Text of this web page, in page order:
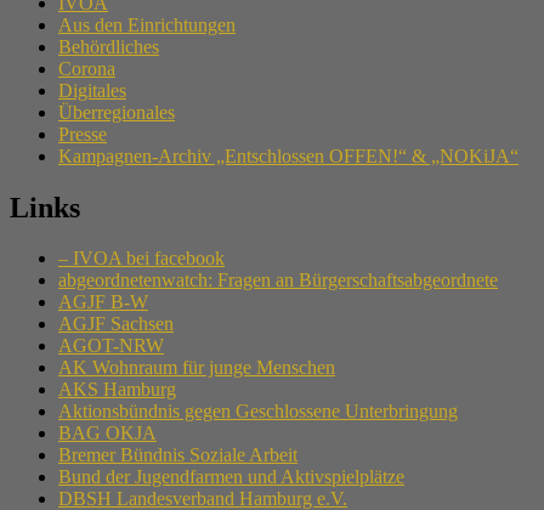
Aus den Einrichtungen
Behördliches
Corona
Digitales
Überregionales
Presse
Kampagnen-Archiv „Entschlossen OFFEN!“ & „NOKiJA“
Links
– IVOA bei facebook
abgeordnetenwatch: Fragen an Bürgerschaftsabgeordnete
AGJF B-W
AGJF Sachsen
AGOT-NRW
AK Wohnraum für junge Menschen
AKS Hamburg
Aktionsbündnis gegen Geschlossene Unterbringung
BAG OKJA
Bremer Bündnis Soziale Arbeit
Bund der Jugendfarmen und Aktivspielplätze
DBSH Landesverband Hamburg e.V.